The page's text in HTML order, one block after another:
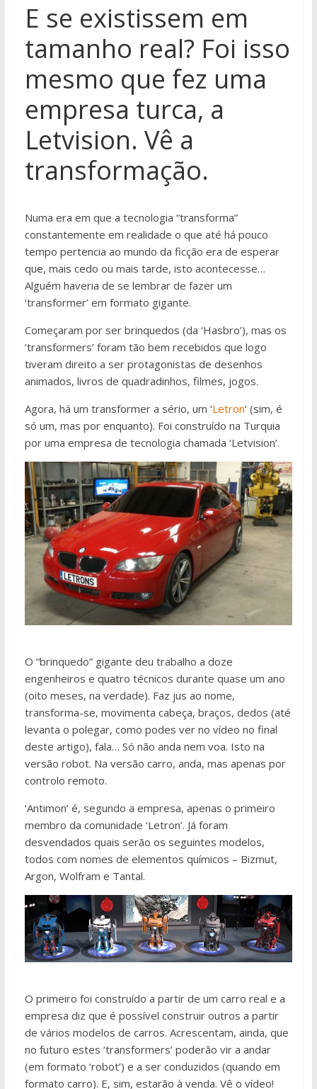
E se existissem em
tamanho real? Foi isso
mesmo que fez uma
empresa turca, a
Letvision. Vê a
transformação.
Numa era em que a tecnologia “transforma”
constantemente em realidade o que até há pouco
tempo pertencia ao mundo da ficção era de esperar
que, mais cedo ou mais tarde, isto acontecesse…
Alguém haveria de se lembrar de fazer um
‘transformer’ em formato gigante.
Começaram por ser brinquedos (da ‘Hasbro’), mas os
‘transformers’ foram tão bem recebidos que logo
tiveram direito a ser protagonistas de desenhos
animados, livros de quadradinhos, filmes, jogos.
Agora, há um transformer a sério, um ‘Letron‘ (sim, é
só um, mas por enquanto). Foi construído na Turquia
por uma empresa de tecnologia chamada ‘Letvision’.
O “brinquedo” gigante deu trabalho a doze
engenheiros e quatro técnicos durante quase um ano
(oito meses, na verdade). Faz jus ao nome,
transforma-se, movimenta cabeça, braços, dedos (até
levanta o polegar, como podes ver no vídeo no final
deste artigo), fala… Só não anda nem voa. Isto na
versão robot. Na versão carro, anda, mas apenas por
controlo remoto.
‘Antimon’ é, segundo a empresa, apenas o primeiro
membro da comunidade ‘Letron’. Já foram
desvendados quais serão os seguintes modelos,
todos com nomes de elementos químicos – Bizmut,
Argon, Wolfram e Tantal.
O primeiro foi construído a partir de um carro real e a
empresa diz que é possível construir outros a partir
de vários modelos de carros. Acrescentam, ainda, que
no futuro estes ‘transformers’ poderão vir a andar
(em formato ‘robot’) e a ser conduzidos (quando em
formato carro). E, sim, estarão à venda. Vê o vídeo!